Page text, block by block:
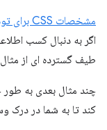
مشخصات CSS برای تودرتو
اگر به دنبال کسب
طیف گسترده ای از
کند تا به شما در درک